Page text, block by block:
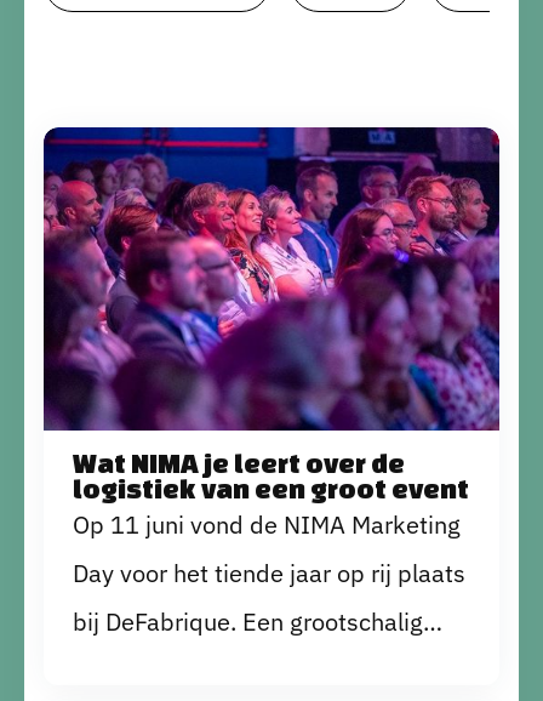
Wat NIMA je leert over de
logistiek van een groot event
Op 11 juni vond de NIMA Marketing
Day voor het tiende jaar op rij plaats
bij DeFabrique. Een grootschalig